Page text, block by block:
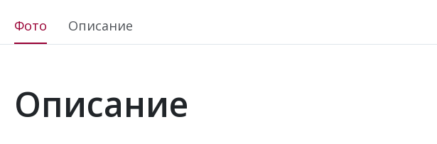
Фото Описание
Описание